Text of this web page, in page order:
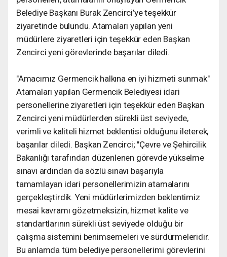
Belediye Başkanı Burak Zencirci’ye teşekkür
ziyaretinde bulundu. Atamaları yapılan yeni
müdürlere ziyaretleri için teşekkür eden Başkan
Zencirci yeni görevlerinde başarılar diledi.
"Amacımız Germencik halkına en iyi hizmeti sunmak"
Atamaları yapılan Germencik Belediyesi idari
personellerine ziyaretleri için teşekkür eden Başkan
Zencirci yeni müdürlerden sürekli üst seviyede,
verimli ve kaliteli hizmet beklentisi olduğunu ileterek,
başarılar diledi. Başkan Zencirci; "Çevre ve Şehircilik
Bakanlığı tarafından düzenlenen görevde yükselme
sınavı ardından da sözlü sınavı başarıyla
tamamlayan idari personellerimizin atamalarını
gerçekleştirdik. Yeni müdürlerimizden beklentimiz
mesai kavramı gözetmeksizin, hizmet kalite ve
standartlarının sürekli üst seviyede olduğu bir
çalışma sistemini benimsemeleri ve sürdürmeleridir.
Bu anlamda tüm belediye personellerimi görevlerini